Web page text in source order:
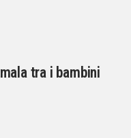
tra i bambini